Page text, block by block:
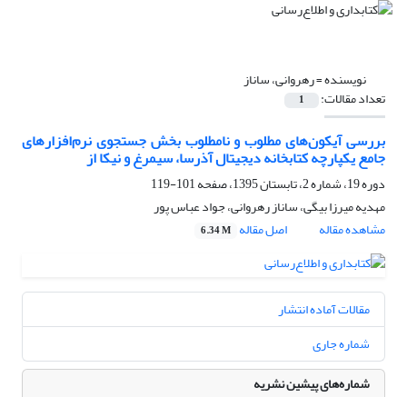
نویسنده =رهروانی، ساناز
تعداد مقالات: 1
بررسی آیکون‌های مطلوب و نامطلوب بخش جستجوی نرم‌افزارهای
جامع یکپارچه کتابخانه دیجیتال آذرسا، سیمرغ و نیکا از
دوره 19، شماره 2، تابستان 1395، صفحه
101-119
مهدیه میرزا بیگی، ساناز رهروانی، جواد عباس پور
مشاهده مقاله
اصل مقاله 6.34 M
مقالات آماده انتشار
شماره جاری
شماره‌های پیشین نشریه